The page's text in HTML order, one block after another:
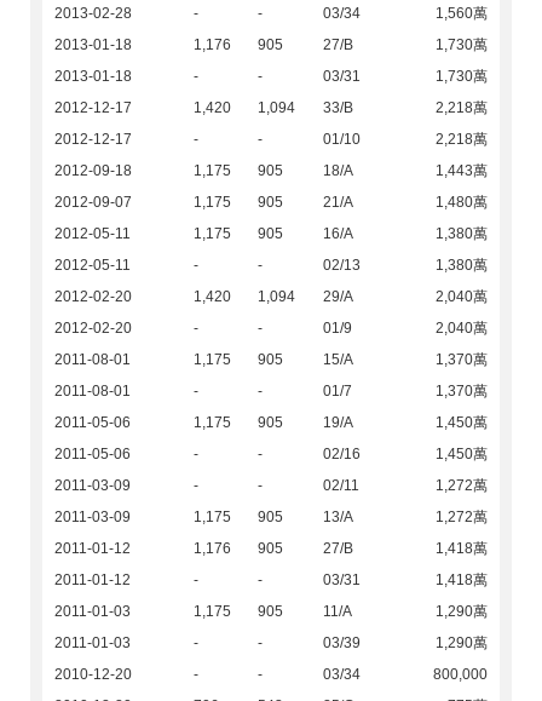
2013-02-28
- - 03/34
1,560萬
2013-01-18
1,176 905 27/B
1,730萬
2013-01-18
- - 03/31
1,730萬
2012-12-17
1,420 1,094 33/B
2,218萬
2012-12-17
- - 01/10
2,218萬
2012-09-18
1,175 905 18/A
1,443萬
2012-09-07
1,175 905 21/A
1,480萬
2012-05-11
1,175 905 16/A
1,380萬
2012-05-11
- - 02/13
1,380萬
2012-02-20
1,420 1,094 29/A
2,040萬
2012-02-20
- - 01/9
2,040萬
2011-08-01
1,175 905 15/A
1,370萬
2011-08-01
- - 01/7
1,370萬
2011-05-06
1,175 905 19/A
1,450萬
2011-05-06
- - 02/16
1,450萬
2011-03-09
- - 02/11
1,272萬
2011-03-09
1,175 905 13/A
1,272萬
2011-01-12
1,176 905 27/B
1,418萬
2011-01-12
- - 03/31
1,418萬
2011-01-03
1,175 905 11/A
1,290萬
2011-01-03
- - 03/39
1,290萬
2010-12-20
- - 03/34
800,000